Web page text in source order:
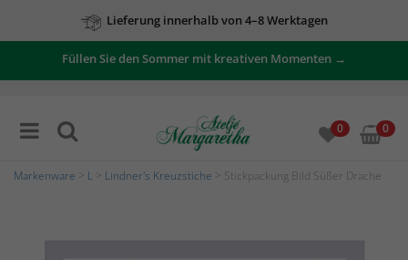
Lieferung innerhalb von 4–8 Werktagen
Füllen Sie den Sommer mit kreativen Momenten →
0 0
Markenware L Lindner's Kreuzstiche > Stickpackung Bild Süßer Drache